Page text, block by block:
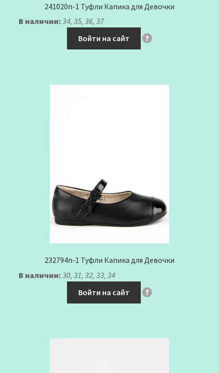
241020п-1 Туфли Капика для Девочки
В наличии: 34, 35, 36, 37
Войти на сайт
?
232794п-1 Туфли Капика для Девочки
В наличии: 30, 31, 32, 33, 34
Войти на сайт
?